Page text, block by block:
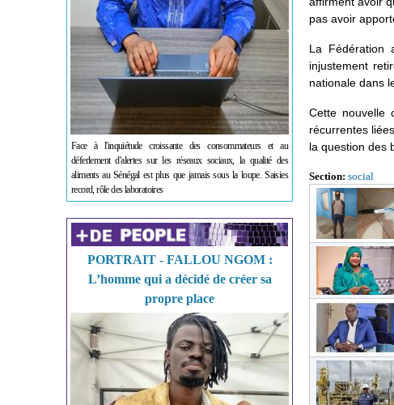
Face à l'inquiétude croissante des consommateurs et au
déferlement d'alertes sur les réseaux sociaux, la qualité des
aliments au Sénégal est plus que jamais sous la loupe. Saisies
record, rôle des laboratoires
PORTRAIT - FALLOU NGOM :
L’homme qui a décidé de créer sa
propre place
pas avoir
La Fédération
injustement
nationale dans
Cette nouvelle
récurrentes
la question des
Section: social